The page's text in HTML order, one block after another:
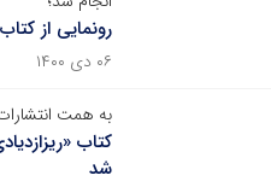
رونمایی از
۰۶ دی ۱۴۰۰
به همت
کتاب
شد